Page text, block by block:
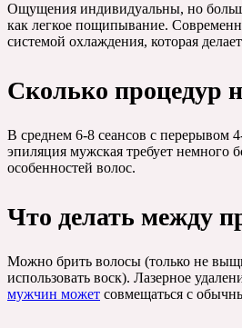
Ощущения индивидуальны, но
как легкое пощипывание.
системой охлаждения, которая
Сколько процедур
В среднем 6-8 сеансов с перерывом
эпиляция мужская требует немного
особенностей волос.
Что делать между
Можно брить волосы (только не
использовать воск). Лазерное
мужчин может совмещаться с